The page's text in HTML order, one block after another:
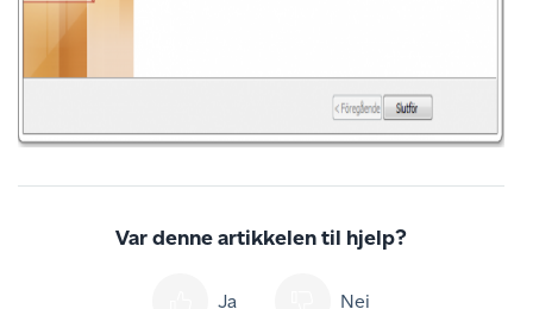
Var denne artikkelen til hjelp?
Ja Nei